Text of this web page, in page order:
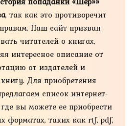
, так как это противоречит
Наш сайт призван
читателей о книгах,
интересное описание от
от издателей и
Для приобретения
список интернет-
вы можете ее приобрести
форматах, таких как rtf, pdf,